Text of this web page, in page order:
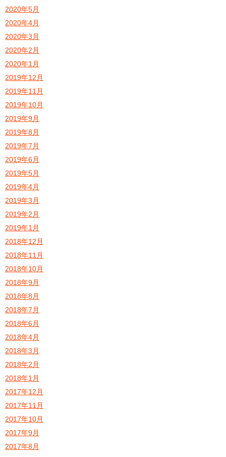
2020年5月
2020年4月
2020年3月
2020年2月
2020年1月
2019年12月
2019年11月
2019年10月
2019年9月
2019年8月
2019年7月
2019年6月
2019年5月
2019年4月
2019年3月
2019年2月
2019年1月
2018年12月
2018年11月
2018年10月
2018年9月
2018年8月
2018年7月
2018年6月
2018年4月
2018年3月
2018年2月
2018年1月
2017年12月
2017年11月
2017年10月
2017年9月
2017年8月